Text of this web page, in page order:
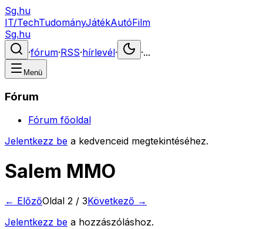
Sg.hu
IT/TechTudományJátékAutóFilm
Sg.hu
·fórum·RSS·hírlevél· ·...
Menü
Fórum
Fórum főoldal
Jelentkezz be a kedvenceid megtekintéséhez.
Salem MMO
← ElőzőOldal 2 / 3Következő →
Jelentkezz be a hozzászóláshoz.